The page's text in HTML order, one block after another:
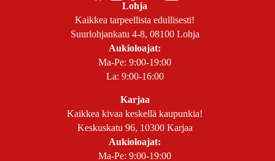
Lohja
Kaikkea tarpeellista edullisesti!
Suurlohjankatu 4-8, 08100 Lohja
Aukioloajat:
Ma-Pe: 9:00-19:00
La: 9:00-16:00
Karjaa
Kaikkea kivaa keskellä kaupunkia!
Keskuskatu 96, 10300 Karjaa
Aukioloajat:
Ma-Pe: 9:00-19:00